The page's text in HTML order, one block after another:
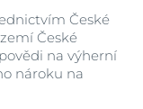
České
České
na výherní
nároku na